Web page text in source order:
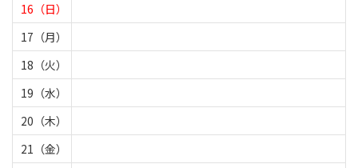
16（日）
17（月）
18（火）
19（水）
20（木）
21（金）